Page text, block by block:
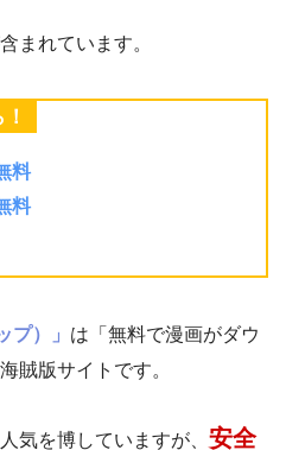
まれています。
料
料
プ）」 は「無料で漫画がダウ
賊版サイトです。
気を博していますが、 安全